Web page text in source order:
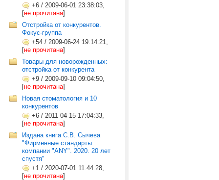
+6 / 2009-06-01 23:38:03,
[не прочитана]
Отстройка от конкурентов.
Фокус-группа
+54 / 2009-06-24 19:14:21,
[не прочитана]
Товары для новорожденных:
отстройка от конкурента
+9 / 2009-09-10 09:04:50,
[не прочитана]
Новая стоматология и 10
конкурентов
+6 / 2011-04-15 17:04:33,
[не прочитана]
Издана книга С.В. Сычева
"Фирменные стандарты
компании "ANY". 2020. 20 лет
спустя"
+1 / 2020-07-01 11:44:28,
[не прочитана]